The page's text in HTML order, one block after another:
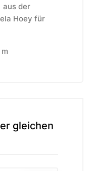
aus der
Hoey für
gleichen